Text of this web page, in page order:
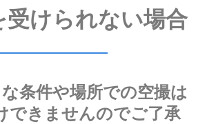
受けられない場合
条件や場所での空撮は
できませんのでご了承